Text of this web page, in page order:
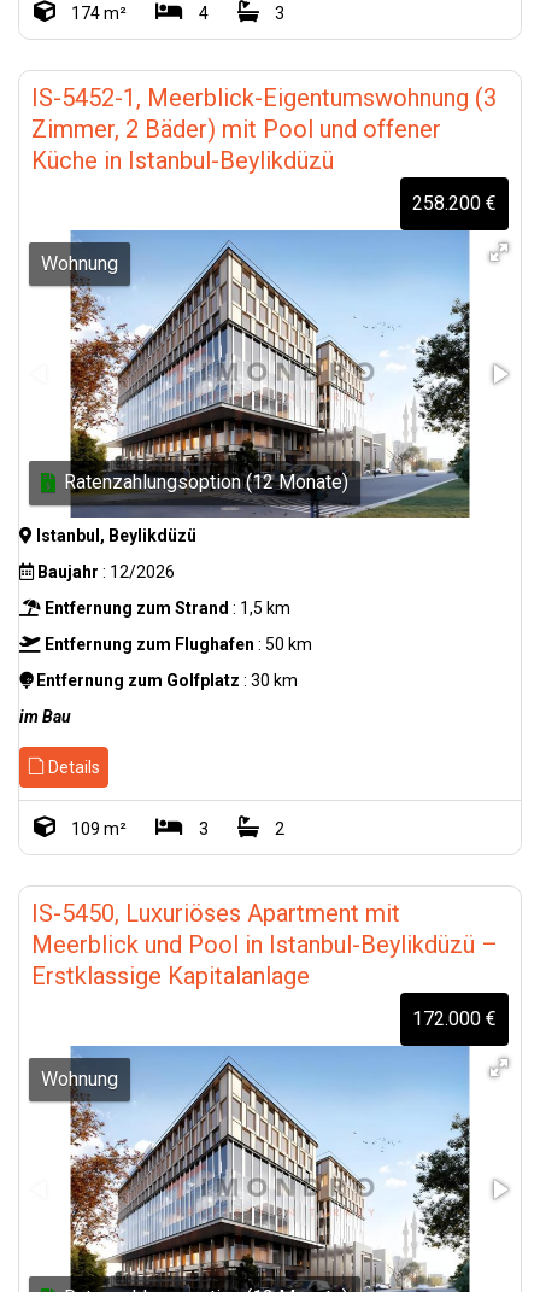
174 m² 4 3
IS-5452-1, Meerblick-Eigentumswohnung (3
Zimmer, 2 Bäder) mit Pool und offener
Küche in Istanbul-Beylikdüzü
258.200 €
Wohnung
Ratenzahlungsoption (12 Monate)
Istanbul, Beylikdüzü
Baujahr : 12/2026
Entfernung zum Strand : 1,5 km
Entfernung zum Flughafen : 50 km
Entfernung zum Golfplatz : 30 km
im Bau
Details
109 m² 3 2
IS-5450, Luxuriöses Apartment mit
Meerblick und Pool in Istanbul-Beylikdüzü –
Erstklassige Kapitalanlage
172.000 €
Wohnung